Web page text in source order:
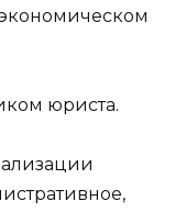
юриста.